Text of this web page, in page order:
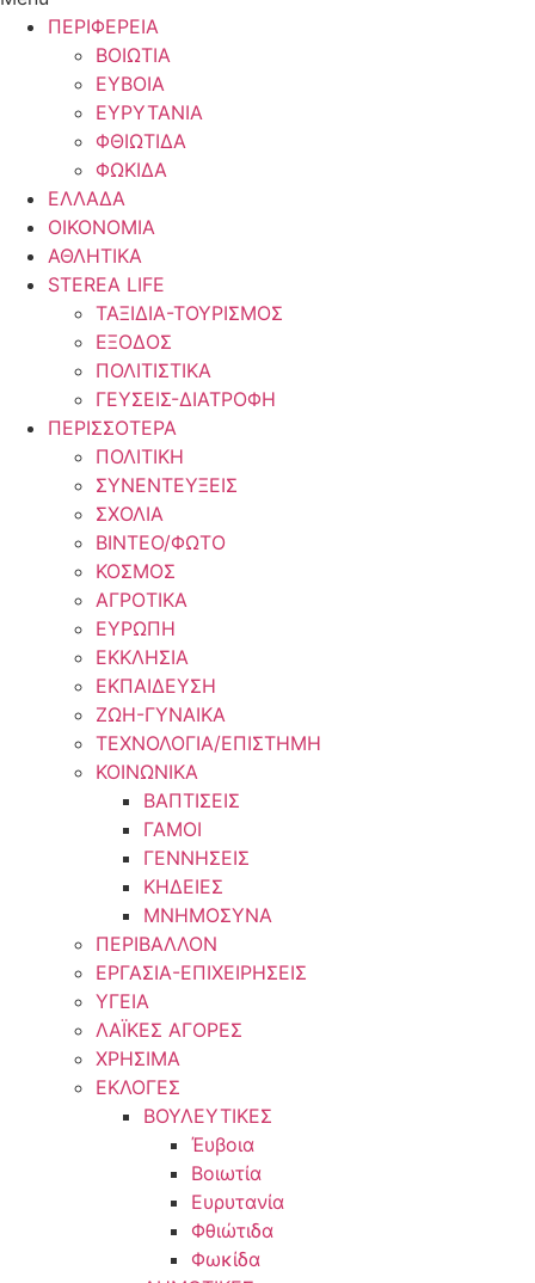
ΠΕΡΙΦΕΡΕΙΑ
ΒΟΙΩΤΙΑ
ΕΥΒΟΙΑ
ΕΥΡΥΤΑΝΙΑ
ΦΘΙΩΤΙΔΑ
ΦΩΚΙΔΑ
ΕΛΛΑΔΑ
ΟΙΚΟΝΟΜΙΑ
ΑΘΛΗΤΙΚΑ
STEREA LIFE
ΤΑΞΙΔΙΑ-ΤΟΥΡΙΣΜΟΣ
ΕΞΟΔΟΣ
ΠΟΛΙΤΙΣΤΙΚΑ
ΓΕΥΣΕΙΣ-ΔΙΑΤΡΟΦΗ
ΠΕΡΙΣΣΟΤΕΡΑ
ΠΟΛΙΤΙΚΗ
ΣΥΝΕΝΤΕΥΞΕΙΣ
ΣΧΟΛΙΑ
ΒΙΝΤΕΟ/ΦΩΤΟ
ΚΟΣΜΟΣ
ΑΓΡΟΤΙΚΑ
ΕΥΡΩΠΗ
ΕΚΚΛΗΣΙΑ
ΕΚΠΑΙΔΕΥΣΗ
ΖΩΗ-ΓΥΝΑΙΚΑ
ΤΕΧΝΟΛΟΓΙΑ/ΕΠΙΣΤΗΜΗ
ΚΟΙΝΩΝΙΚΑ
ΒΑΠΤΙΣΕΙΣ
ΓΑΜΟΙ
ΓΕΝΝΗΣΕΙΣ
ΚΗΔΕΙΕΣ
ΜΝΗΜΟΣΥΝΑ
ΠΕΡΙΒΑΛΛΟΝ
ΕΡΓΑΣΙΑ-ΕΠΙΧΕΙΡΗΣΕΙΣ
ΥΓΕΙΑ
ΛΑΪΚΕΣ ΑΓΟΡΕΣ
ΧΡΗΣΙΜΑ
ΕΚΛΟΓΕΣ
ΒΟΥΛΕΥΤΙΚΕΣ
Έυβοια
Βοιωτία
Ευρυτανία
Φθιώτιδα
Φωκίδα